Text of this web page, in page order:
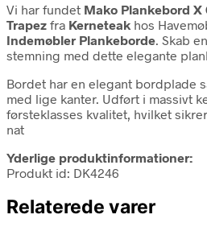
Vi har fundet Mako Plankebord X
Trapez fra Kerneteak hos
Indemøbler Plankeborde. Skab
stemning med dette elegante
Bordet har en elegant bordplade
med lige kanter. Udført i massivt
førsteklasses kvalitet, hvilket
nat
Yderlige produktinformationer:
Produkt id: DK4246
Relaterede varer